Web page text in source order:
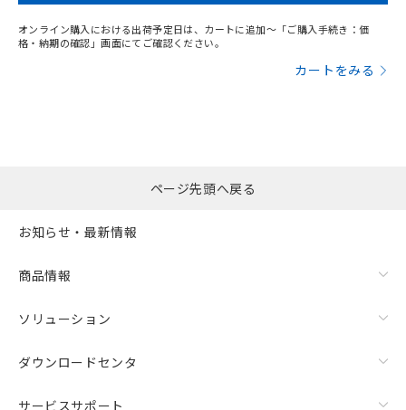
オンライン購入における出荷予定日は、カートに追加～「ご購入手続き：価
格・納期の確認」画面にてご確認ください。
カートをみる
ページ先頭へ戻る
お知らせ・最新情報
商品情報
ソリューション
ダウンロードセンタ
サービスサポート